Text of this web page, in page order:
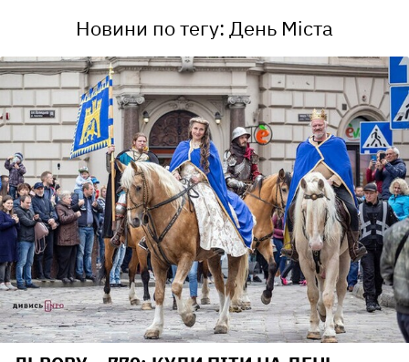
Новини по тегу: День Міста